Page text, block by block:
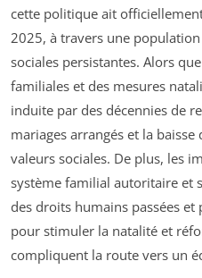
cette politique ait
2025, à travers une
sociales persistantes. Alors
familiales et des mesures
induite par des décennies de
mariages arrangés et la
valeurs sociales. De plus, les
système familial autoritaire et
des droits humains passées
pour stimuler la natalité et
compliquent la route vers un